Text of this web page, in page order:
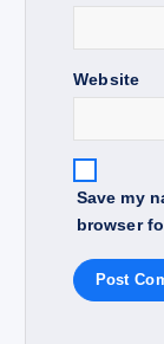
Website
Save my
browser